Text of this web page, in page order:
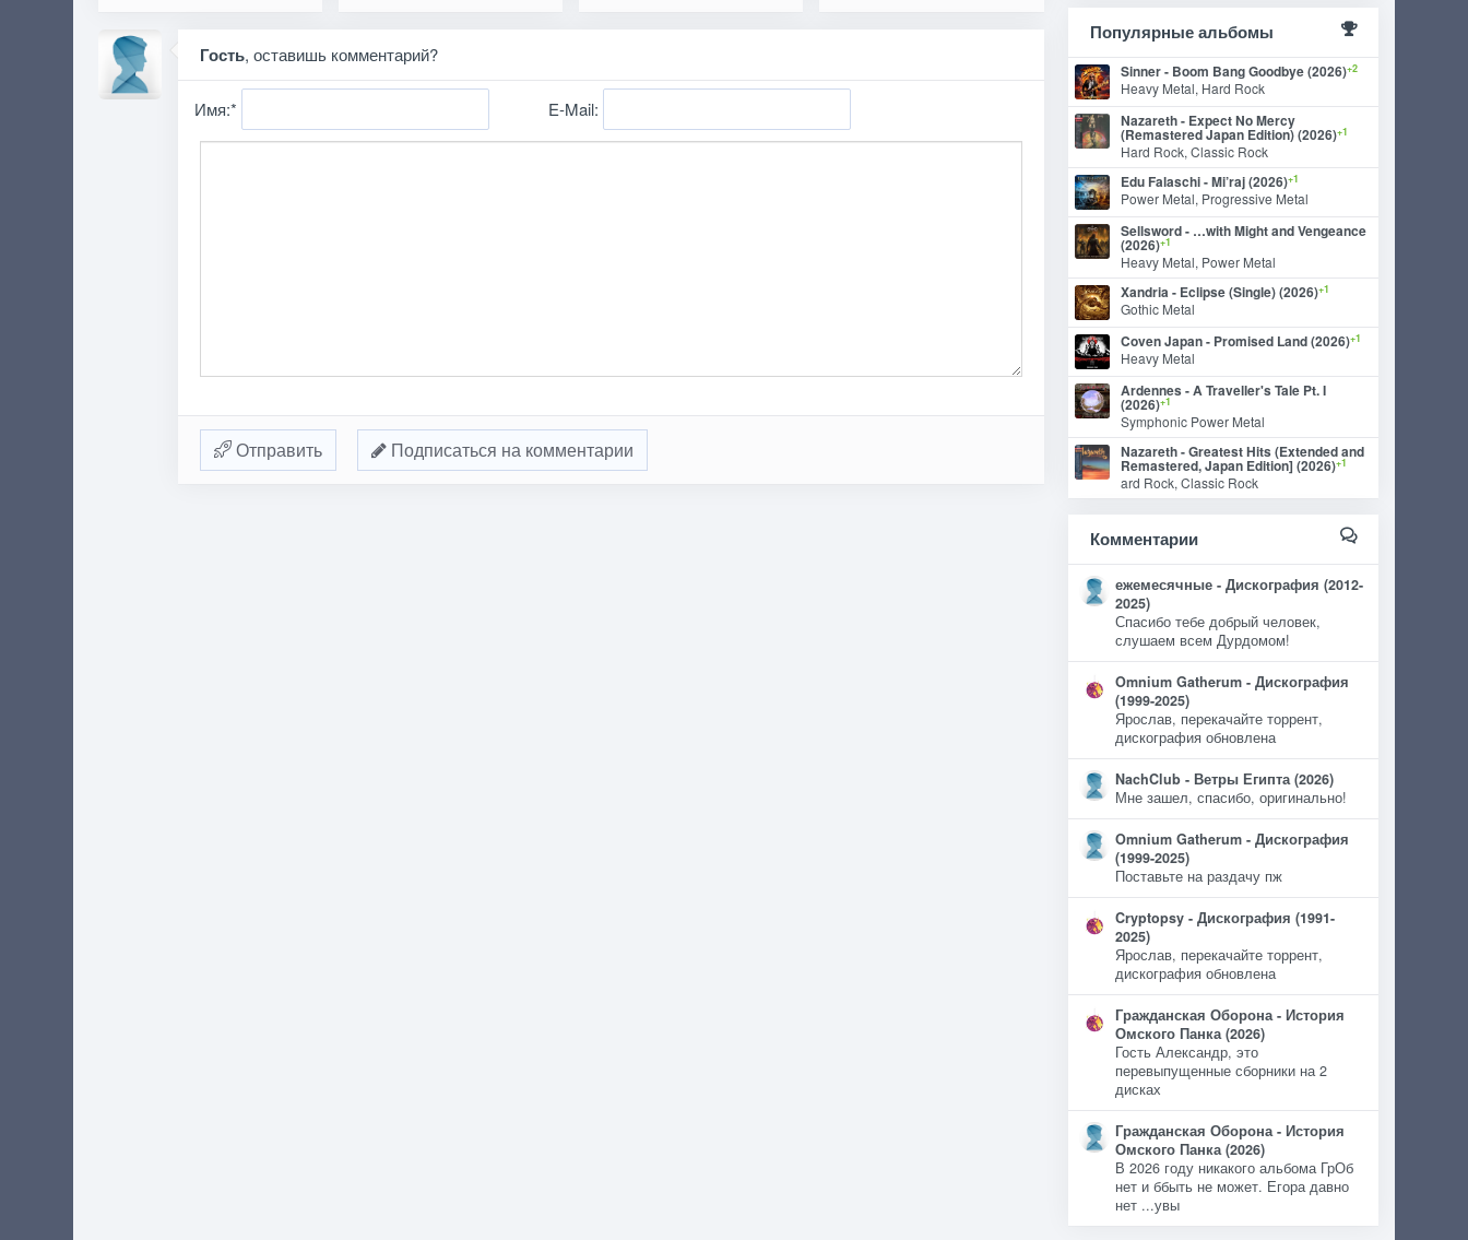
Гость, оставишь комментарий?
Имя:* E-Mail:
Отправить Подписаться на комментарии
Популярные альбомы
Sinner - Boom Bang Goodbye (2026)+2
Heavy Metal, Hard Rock
Nazareth - Expect No Mercy
(Remastered Japan Edition) (2026)+1
Hard Rock, Classic Rock
Edu Falaschi - Mi’raj (2026)+1
Power Metal, Progressive Metal
Sellsword - …with Might and Vengeance
(2026)+1
Heavy Metal, Power Metal
Xandria - Eclipse (Single) (2026)+1
Gothic Metal
Coven Japan - Promised Land (2026)+1
Heavy Metal
Ardennes - A Traveller's Tale Pt. I
(2026)+1
Symphonic Power Metal
Nazareth - Greatest Hits (Extended and
Remastered, Japan Edition] (2026)+1
ard Rock, Classic Rock
Комментарии
ежемесячные - Дискография (2012-
2025)
Спасибо тебе добрый человек,
слушаем всем Дурдомом!
Omnium Gatherum - Дискография
(1999-2025)
Ярослав, перекачайте торрент,
дискография обновлена
NachClub - Ветры Египта (2026)
Мне зашел, спасибо, оригинально!
Omnium Gatherum - Дискография
(1999-2025)
Поставьте на раздачу пж
Cryptopsy - Дискография (1991-
2025)
Ярослав, перекачайте торрент,
дискография обновлена
Гражданская Оборона - История
Омского Панка (2026)
Гость Александр, это
перевыпущенные сборники на 2
дисках
Гражданская Оборона - История
Омского Панка (2026)
В 2026 году никакого альбома ГрОб
нет и ббыть не может. Егора давно
нет ...увы